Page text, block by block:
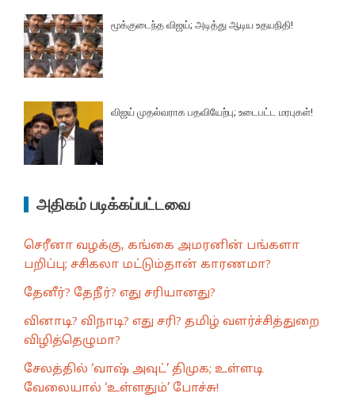
மூக்குடைந்த விஜய்; அடித்து ஆடிய உதயநிதி!
விஜய் முதல்வராக பதவியேற்பு; உடைபட்ட மரபுகள்!
அதிகம் படிக்கப்பட்டவை
செரீனா வழக்கு, கங்கை அமரனின் பங்களா
பறிப்பு; சசிகலா மட்டும்தான் காரணமா?
தேனீர்? தேநீர்? எது சரியானது?
வினாடி? விநாடி? எது சரி? தமிழ் வளர்ச்சித்துறை
விழித்தெழுமா?
சேலத்தில் ‘வாஷ் அவுட்’ திமுக; உள்ளடி
வேலையால் ‘உள்ளதும்’ போச்சு!